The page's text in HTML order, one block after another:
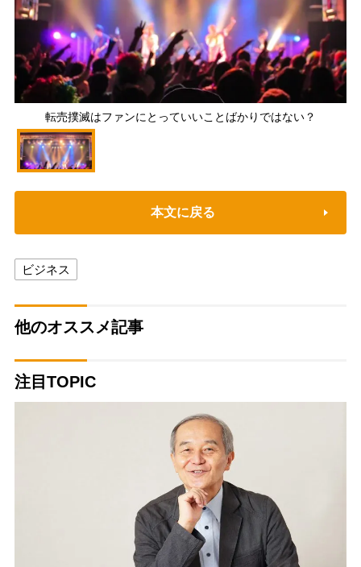
転売撲滅はファンにとっていいことばかりではない？
本文に戻る
ビジネス
他のオススメ記事
注目TOPIC